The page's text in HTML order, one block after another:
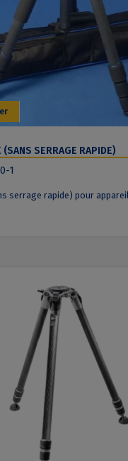
SERRAGE RAPIDE)
1
serrage rapide) pour appareil